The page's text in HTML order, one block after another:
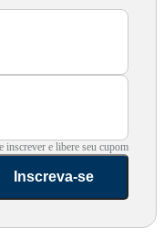
inscrever e libere seu cupom
Inscreva-se